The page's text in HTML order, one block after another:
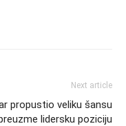
Next article
propustio veliku šansu
lidersku poziciju